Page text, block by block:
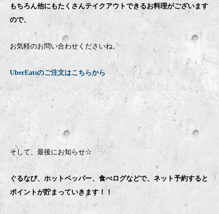
もちろん他にもたくさんテイクアウトできるお料理がございます
ので、
お気軽のお問い合わせくださいね。
UberEatsのご注文はこちらから
そして、最後にお知らせ☆
ぐるなび、ホットペッパー、食べログなどで、ネット予約すると
ポイントが貯まっていきます！！